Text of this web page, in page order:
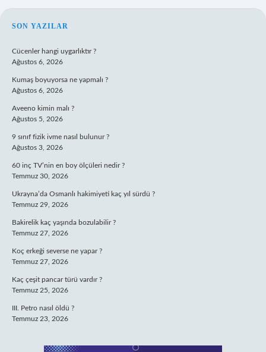
SIDEBAR
SON YAZILAR
Cücenler hangi uygarlıktır ?
Ağustos 6, 2026
Kumaş boyuyorsa ne yapmalı ?
Ağustos 6, 2026
Aveeno kimin malı ?
Ağustos 5, 2026
9 sınıf fizik ivme nasıl bulunur ?
Ağustos 3, 2026
60 inç TV’nin en boy ölçüleri nedir ?
Temmuz 30, 2026
Ukrayna’da Osmanlı hakimiyeti kaç yıl sürdü ?
Temmuz 29, 2026
Bakirelik kaç yaşında bozulabilir ?
Temmuz 27, 2026
Koç erkeği severse ne yapar ?
Temmuz 27, 2026
Kaç çeşit pancar türü vardır ?
Temmuz 25, 2026
III. Petro nasıl öldü ?
Temmuz 23, 2026